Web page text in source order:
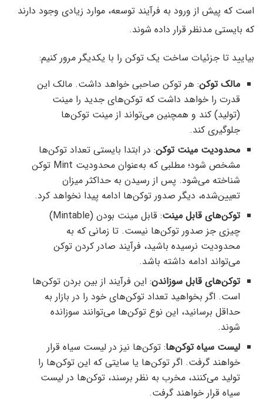
است که پیش از ورود به فرآیند توسعه، موارد زیادی وجود دارند
که بایستی مدنظر قرار داده شوند.
بیایید تا جزئیات ساخت یک توکن را با یکدیگر مرور کنیم:
مالک توکن: هر توکن صاحبی خواهد داشت. مالک این
قدرت را خواهد داشت که توکن‌های جدید را مینت
(تولید) کند و همچنین می‌تواند از مینت توکن‌ها
جلوگیری کند.
محدودیت مینت توکن: در ابتدا بایستی تعداد توکن‌ها
مشخص شود؛ مطلبی که به‌عنوان محدودیت Mint توکن
شناخته می‌شود. پس از رسیدن به حداکثر میزان
تعیین‌شده، دیگر صدور توکن‌ها ادامه پیدا نخواهد کرد.
توکن‌های قابل مینت
: قابل مینت بودن (Mintable)
چیزی جز صدور توکن‌ها نیست. تا زمانی که به
محدودیت نرسیده باشید، فرآیند صادر کردن توکن
می‌تواند ادامه داشته باشد.
توکن‌های قابل سوزاندن: این فرآیند از بین بردن توکن‌ها
است. اگر بخواهید تعداد توکن‌های خود را در بازار به
حداقل برسانید، این نوع توکن‌ها می‌توانند سوزانده
شوند.
لیست سیاه توکن‌ها: توکن‌ها نیز در لیست سیاه قرار
خواهند گرفت. اگر توکن‌ها یا سایتی که این توکن‌ها را
تولید می‌کنند، مخرب به نظر برسند، توکن‌ها در لیست
سیاه قرار خواهند گرفت.